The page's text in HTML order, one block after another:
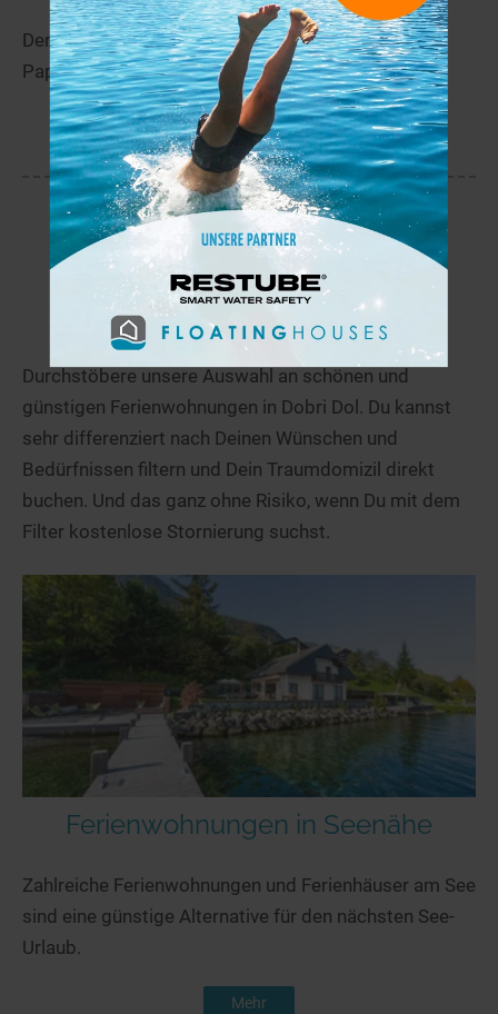
Der Debarsko Ezero liegt in der Nähe von Golem
Papradnik.
mehr
Ferienunterkünfte in Dobri Dol
Durchstöbere unsere Auswahl an schönen und
günstigen Ferienwohnungen in Dobri Dol. Du kannst
sehr differenziert nach Deinen Wünschen und
Bedürfnissen filtern und Dein Traumdomizil direkt
buchen. Und das ganz ohne Risiko, wenn Du mit dem
Filter kostenlose Stornierung suchst.
Ferienwohnungen in Seenähe
Zahlreiche Ferienwohnungen und Ferienhäuser am See
sind eine günstige Alternative für den nächsten See-
Urlaub.
Mehr